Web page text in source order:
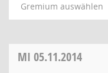
Gremium auswählen
MI 05.11.2014